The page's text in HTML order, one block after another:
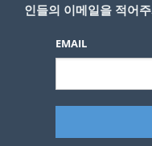
인들의 이메일을 적어
EMAIL